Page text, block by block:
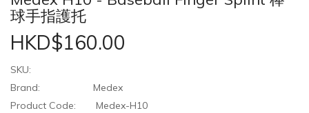
球手指護托
HKD$160.00
SKU:
Brand:
Medex
Product Code:
Medex-H10